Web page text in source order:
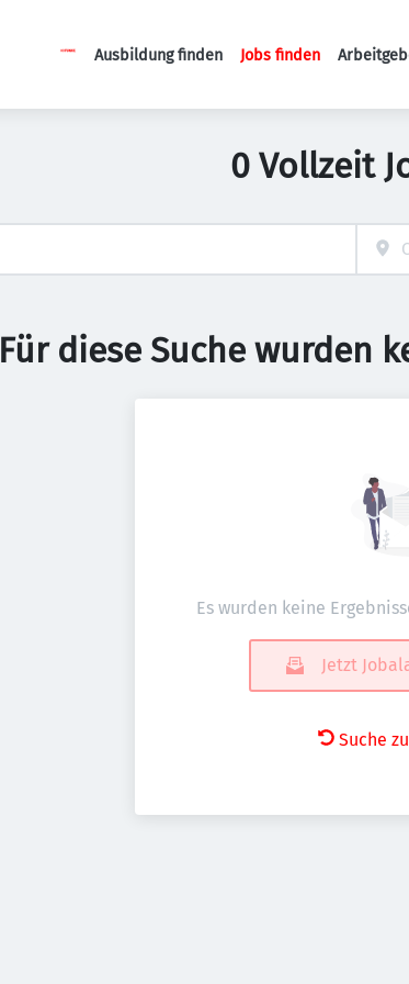
Haupt-
Ausbildung finden Jobs finden
0 Vollzeit
Für diese Suche wurden
Es wurden keine
Jetzt
Suche